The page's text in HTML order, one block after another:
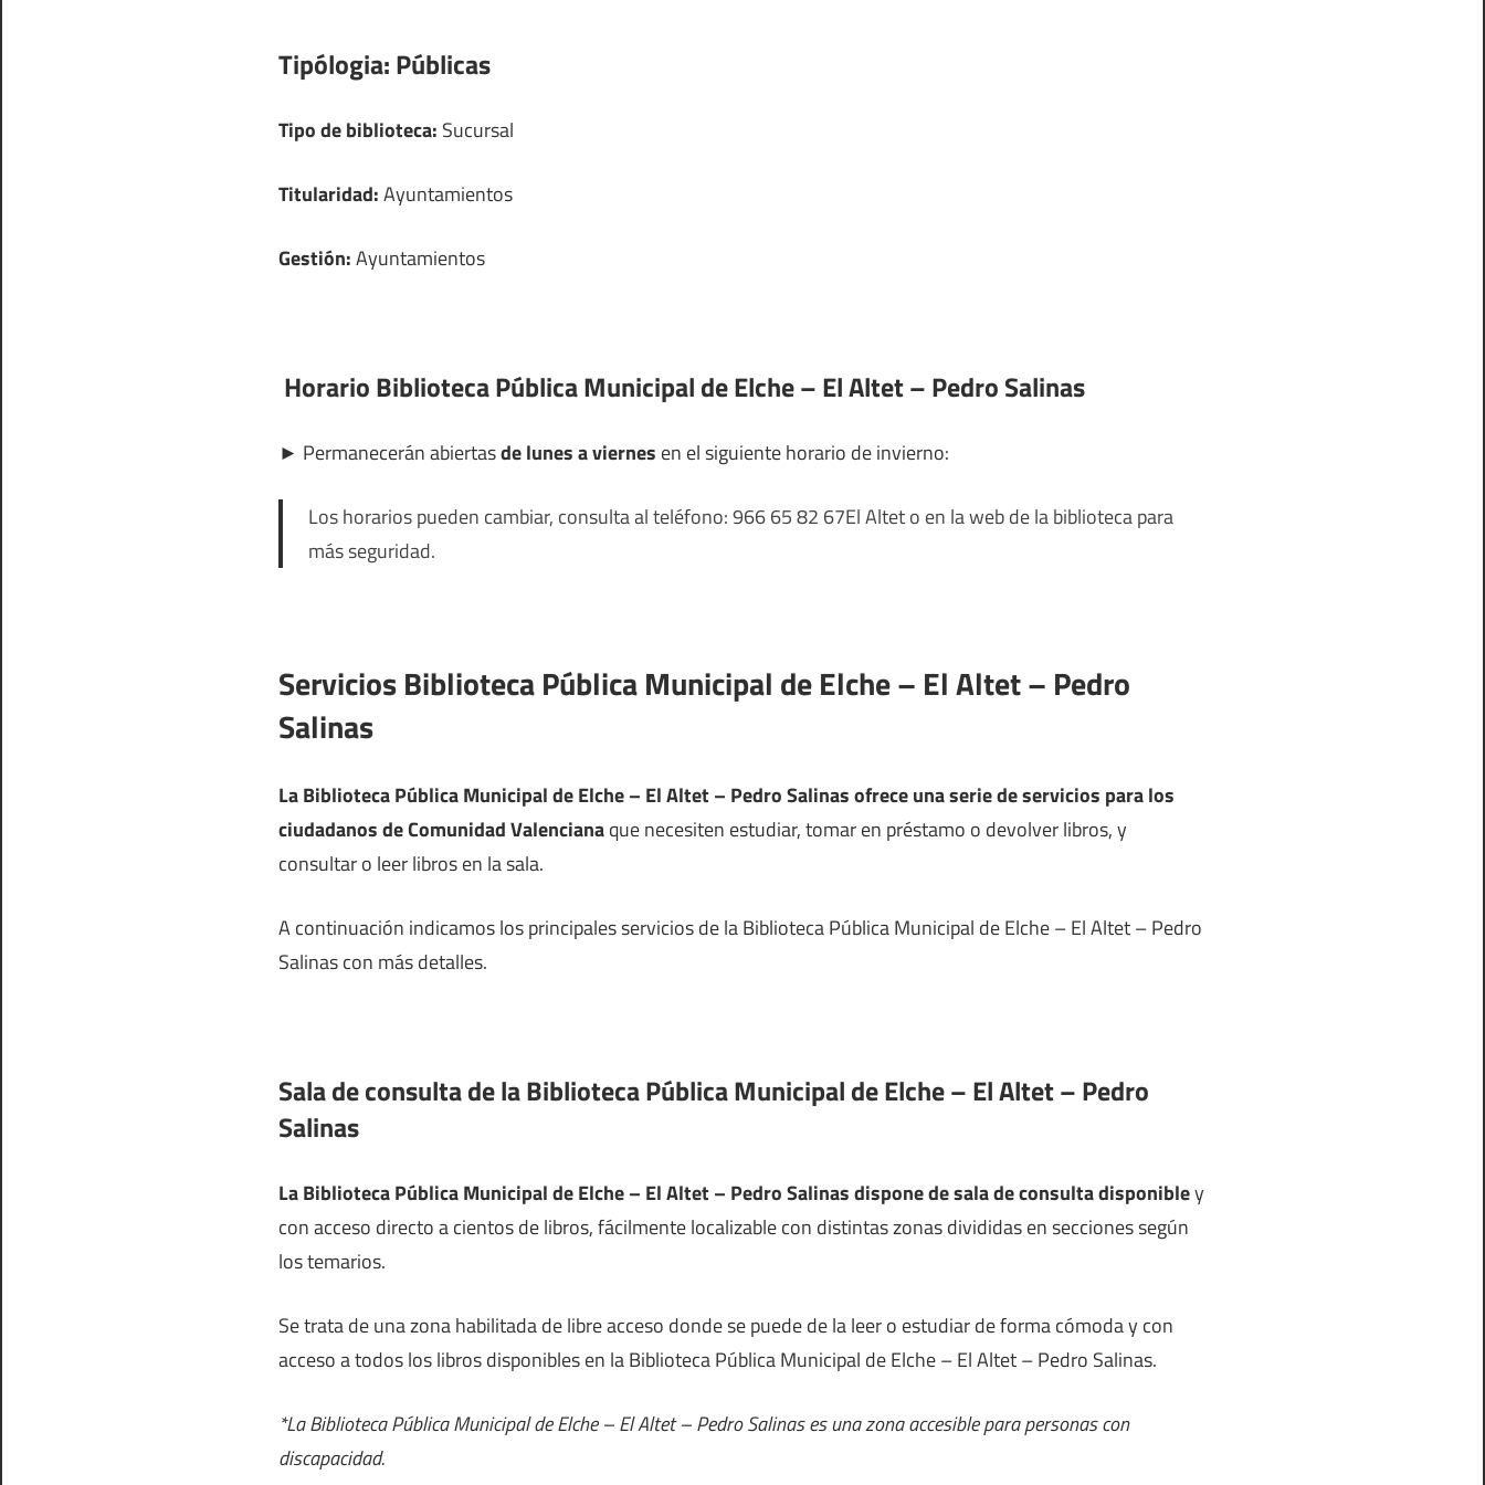
Tipólogia:Públicas
Tipo de biblioteca: Sucursal
Titularidad:Ayuntamientos
Gestión:Ayuntamientos
Horario Biblioteca Pública Municipal de Elche – El Altet – Pedro Salinas
► Permanecerán abiertasde lunes a viernes en el siguiente horario de invierno:
Los horarios pueden cambiar, consulta al teléfono: 966 65 82 67El Altet o en la web de la biblioteca para
más seguridad.
Servicios Biblioteca Pública Municipal de Elche – El Altet – Pedro
Salinas
La Biblioteca Pública Municipal de Elche – El Altet – Pedro Salinas ofrece una serie de servicios para los
ciudadanos de Comunidad Valencianaque necesiten estudiar, tomar en préstamo o devolver libros, y
consultar o leer libros en la sala.
A continuación indicamos los principales servicios de la Biblioteca Pública Municipal de Elche – El Altet – Pedro
Salinas con más detalles.
Sala de consulta de la Biblioteca Pública Municipal de Elche – El Altet – Pedro
Salinas
La Biblioteca Pública Municipal de Elche – El Altet – Pedro Salinas dispone de sala de consulta disponibley
con acceso directo a cientos de libros, fácilmente localizable con distintas zonas divididas en secciones según
los temarios.
Se trata de una zona habilitada de libre acceso donde se puede de la leer o estudiar de forma cómoda y con
acceso a todos los libros disponibles en la Biblioteca Pública Municipal de Elche – El Altet – Pedro Salinas.
*La Biblioteca Pública Municipal de Elche – El Altet – Pedro Salinas es una zona accesible para personas con
discapacidad.